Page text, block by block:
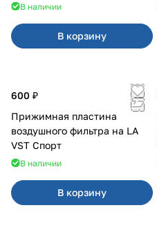
В наличии
В корзину
600 ₽
Прижимная пластина
воздушного фильтра на LA
VST Спорт
В наличии
В корзину